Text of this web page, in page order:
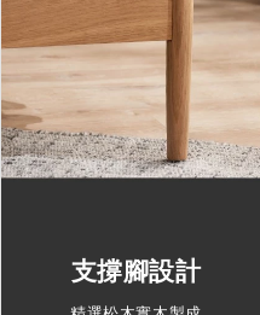
支撐腳設計